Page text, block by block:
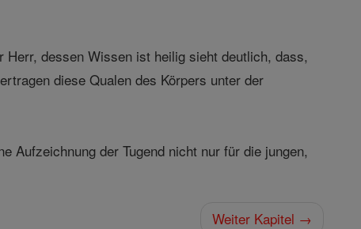
dessen Wissen ist heilig sieht deutlich, dass,
diese Qualen des Körpers unter der
Aufzeichnung der Tugend nicht nur für die jungen,
Weiter Kapitel →